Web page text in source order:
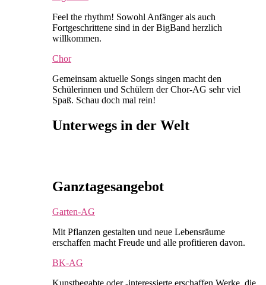
Feel the rhythm! Sowohl Anfänger als auch
Fortgeschrittene sind in der BigBand herzlich
willkommen.
Chor
Gemeinsam aktuelle Songs singen macht den
Schülerinnen und Schülern der Chor-AG sehr viel
Spaß. Schau doch mal rein!
Unterwegs in der Welt
Ganztagesangebot
Garten-AG
Mit Pflanzen gestalten und neue Lebensräume
erschaffen macht Freude und alle profitieren davon.
BK-AG
Kunstbegabte oder -interessierte erschaffen Werke, die